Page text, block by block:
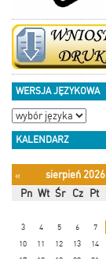
WERSJA JĘZYKOWA
KALENDARZ
« sierpień 2026
Pn Wt Śr Cz Pt
3
4 5 6 7
10
11 12 13 14